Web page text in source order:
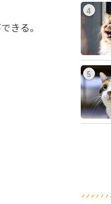
きる。
4
5